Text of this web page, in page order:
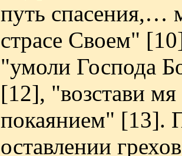
путь спасения,…
страсе Своем"
"умоли Господа
[12], "возстави
покаянием" [13].
оставлении